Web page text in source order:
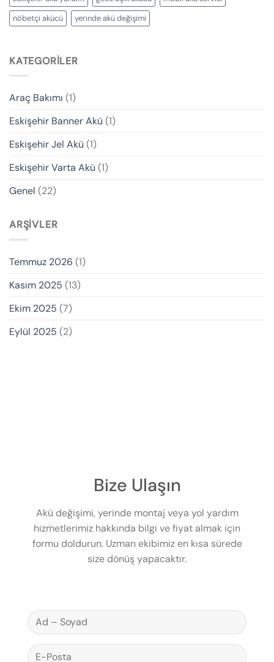
nöbetçi akücü
yerinde akü değişimi
KATEGORILER
Araç Bakımı (1)
Eskişehir Banner Akü (1)
Eskişehir Jel Akü (1)
Eskişehir Varta Akü (1)
Genel (22)
ARŞIVLER
Temmuz 2026 (1)
Kasım 2025 (13)
Ekim 2025 (7)
Eylül 2025 (2)
Bize Ulaşın
Akü değişimi, yerinde montaj veya yol yardım
hizmetlerimiz hakkında bilgi ve fiyat almak için
formu doldurun. Uzman ekibimiz en kısa sürede
size dönüş yapacaktır.